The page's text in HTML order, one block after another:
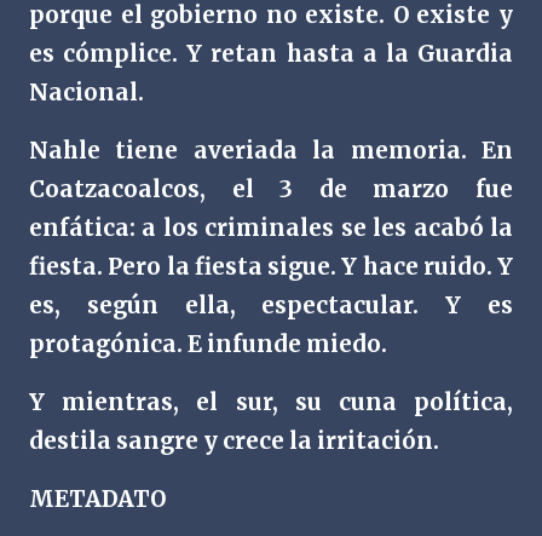
porque el gobierno no existe. O existe y
es cómplice. Y retan hasta a la Guardia
Nacional.
Nahle tiene averiada la memoria. En
Coatzacoalcos, el 3 de marzo fue
enfática: a los criminales se les acabó la
fiesta. Pero la fiesta sigue. Y hace ruido. Y
es, según ella, espectacular. Y es
protagónica. E infunde miedo.
Y mientras, el sur, su cuna política,
destila sangre y crece la irritación.
METADATO